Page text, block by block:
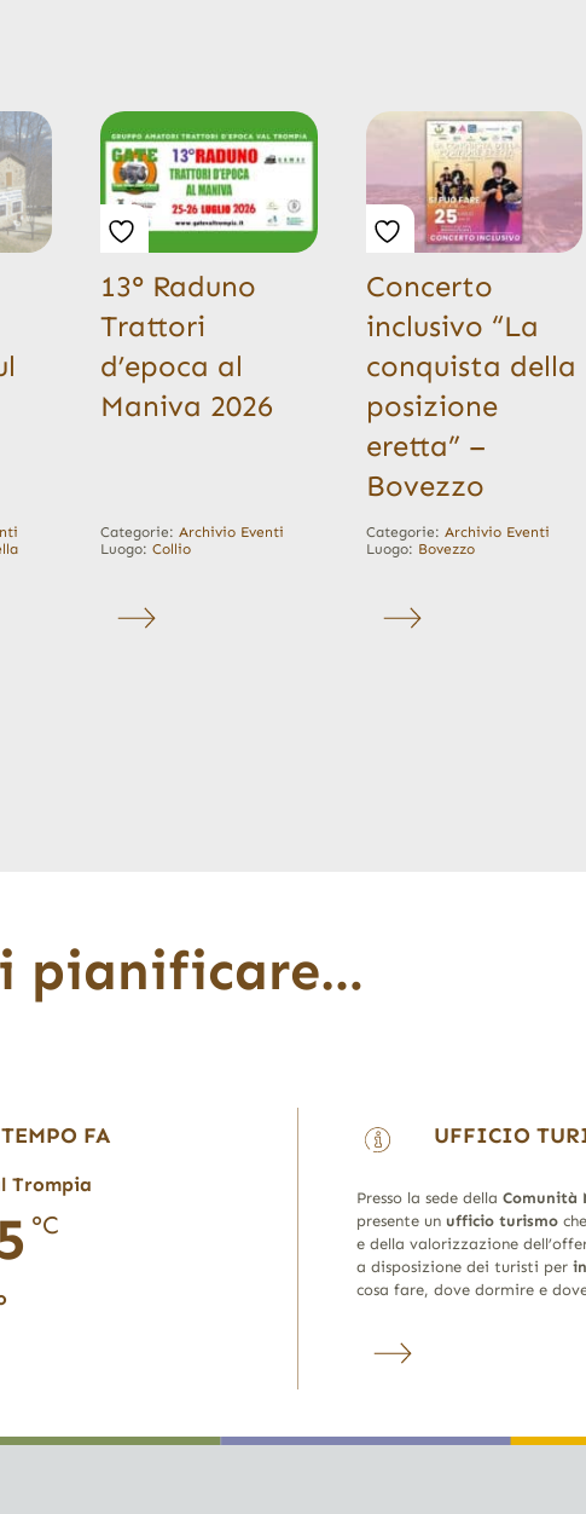
13° Raduno
Trattori
d’epoca al
Maniva 2026
Categorie: Archivio Eventi
Luogo: Collio
Concerto
inclusivo “La
conquista della
posizione
eretta” –
Bovezzo
Categorie: Archivio Eventi
Luogo: Bovezzo
pianificare…
FA
Trompia
°C
UFFICIO
Presso la sede della Comunità
presente un ufficio turismo
e della valorizzazione
a disposizione dei turisti per
cosa fare, dove dormire e